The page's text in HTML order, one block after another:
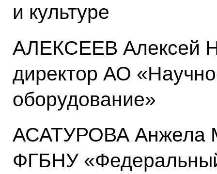
и культуре
АЛЕКСЕЕВ Алексей
директор АО
оборудование»
АСАТУРОВА Анжела
ФГБНУ